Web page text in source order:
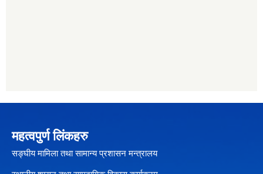
महत्वपुर्ण लिंकहरु
सङ्घीय मामिला तथा सामान्य प्रशासन मन्त्रालय